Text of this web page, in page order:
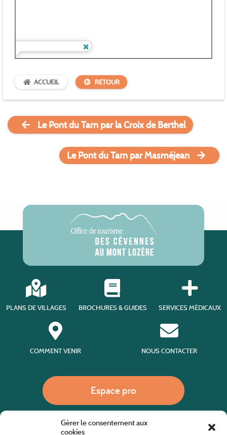
Gérer le consentement aux
cookies
ACCUEIL RETOUR
Le Pont du Tarn par la Croix de Berthel
Le Pont du Tarn par Masméjean
PLANS DE VILLAGES BROCHURES & GUIDES SERVICES MÉDICAUX
COMMENT VENIR NOUS CONTACTER
Espace pro